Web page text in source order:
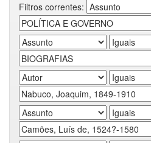
Filtros correntes: